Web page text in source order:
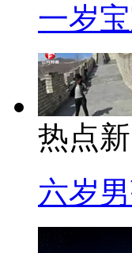
一岁
热点
六岁